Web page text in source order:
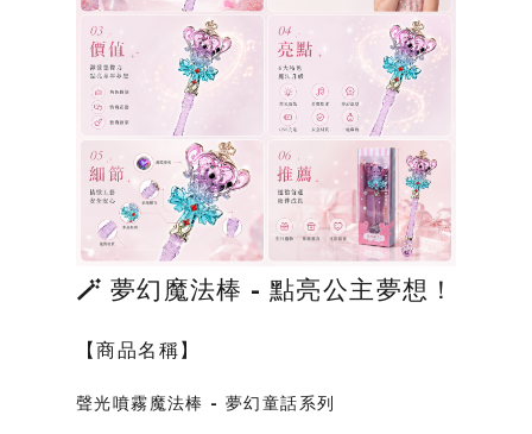
🪄 夢幻魔法棒 - 點亮公主夢想！
【商品名稱】
聲光噴霧魔法棒 - 夢幻童話系列